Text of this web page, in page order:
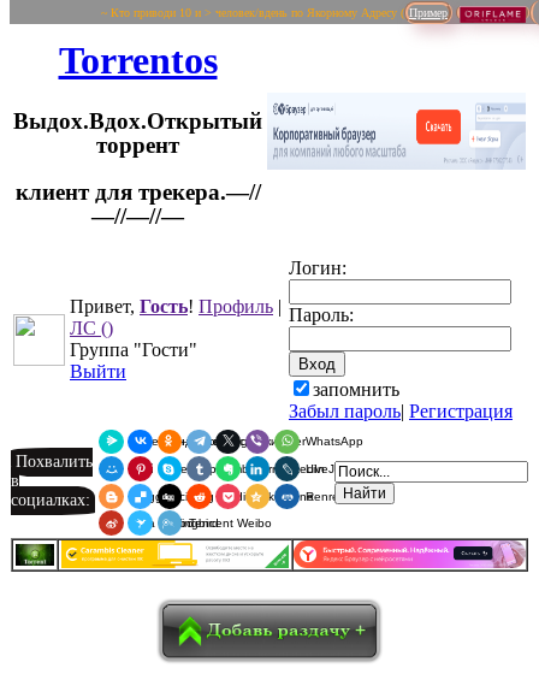
~ Кто приводи 10 и > человек/вдень по Якорному Адресу ( Пример
Torrentos
Выдох.Вдох.Открытый
торрент
Привет, Гость! Профиль |
ЛС ()
Группа "Гости"
Выйти
Логин:
Пароль:
запомнить
Забыл пароль| Регистрация
Похвалить
в
социалках:
Я.Мессенджер
ВКонтакте
Одноклассники
Telegram
X ViberWhatsApp
Мой МирPinterest
SkypeTumblrEvernoteLinkedInLiveJournal
BloggerDelicious
Digg redditPocketQzoneRenren
Sina Weibo
SurfingbirdTencent Weibo